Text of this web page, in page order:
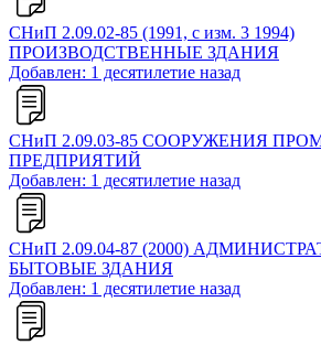
СНиП 2.09.02-85 (1991, с изм. 3 1994)
ПРОИЗВОДСТВЕННЫЕ ЗДАНИЯ
Добавлен: 1 десятилетие назад
СНиП 2.09.03-85 СООРУЖЕНИЯ
ПРЕДПРИЯТИЙ
Добавлен: 1 десятилетие назад
СНиП 2.09.04-87 (2000)
БЫТОВЫЕ ЗДАНИЯ
Добавлен: 1 десятилетие назад